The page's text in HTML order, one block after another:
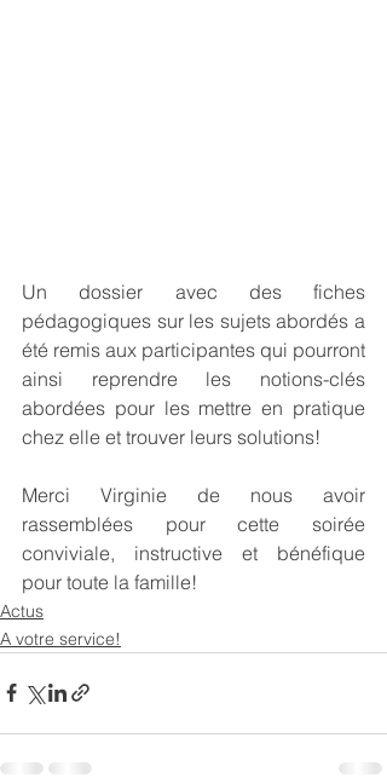
Un dossier avec des fiches
pédagogiques sur les sujets abordés a
été remis aux participantes qui pourront
ainsi reprendre les notions-clés
abordées pour les mettre en pratique
chez elle et trouver leurs solutions!
Merci Virginie de nous avoir
rassemblées pour cette soirée
conviviale, instructive et bénéfique
pour toute la famille!
Actus
A votre service!